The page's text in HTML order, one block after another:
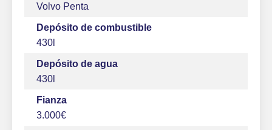
Volvo Penta
Depósito de combustible
430l
Depósito de agua
430l
Fianza
3.000€